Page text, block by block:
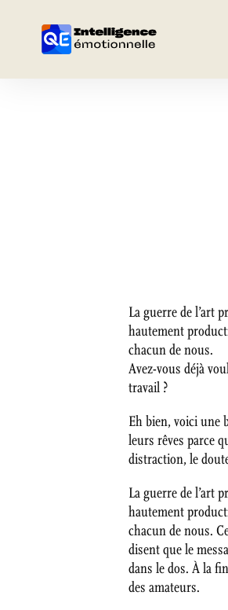
La guerre de l’art
hautement
chacun de nous.
Avez-vous déjà
travail ?
Eh bien, voici une
leurs rêves parce
distraction, le
La guerre de l’art
hautement
chacun de nous.
disent que le
dans le dos. À la
des amateurs.